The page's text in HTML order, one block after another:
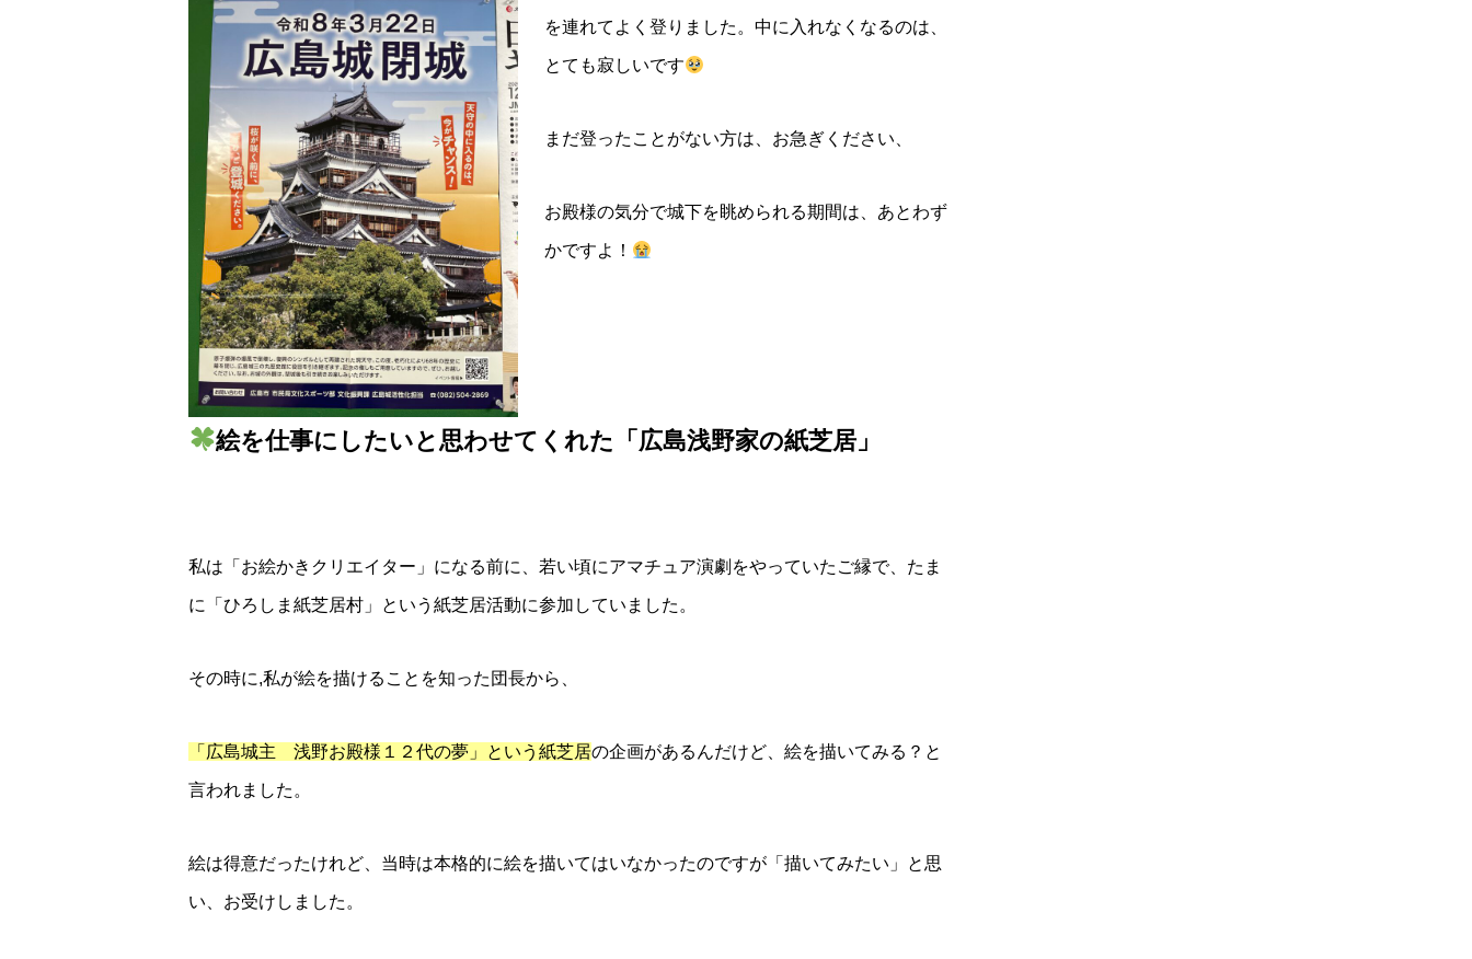
を連れてよく登りました。中に入れなくなるのは、
とても寂しいです
まだ登ったことがない方は、お急ぎください、
お殿様の気分で城下を眺められる期間は、あとわず
かですよ！
絵を仕事にしたいと思わせてくれた「広島浅野家の紙芝居」
私は「お絵かきクリエイター」になる前に、若い頃にアマチュア演劇をやっていたご縁で、たま
に「ひろしま紙芝居村」という紙芝居活動に参加していました。
その時に,私が絵を描けることを知った団長から、
「広島城主 浅野お殿様１２代の夢」という紙芝居の企画があるんだけど、絵を描いてみる？と
言われました。
絵は得意だったけれど、当時は本格的に絵を描いてはいなかったのですが「描いてみたい」と思
い、お受けしました。